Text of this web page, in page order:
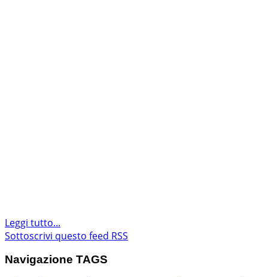
Leggi tutto...
Sottoscrivi questo feed RSS
Navigazione TAGS